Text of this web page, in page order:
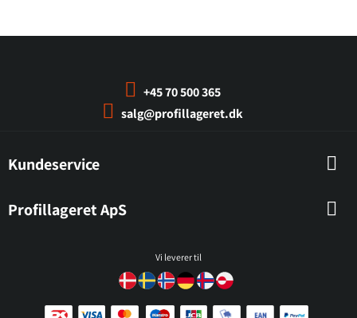
+45 70 500 365
salg@profillageret.dk
Kundeservice
Profillageret ApS
Vi leverer til